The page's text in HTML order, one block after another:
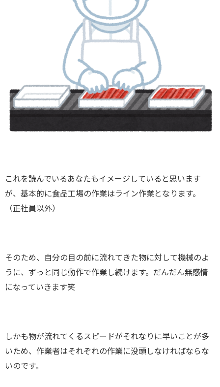
これを読んでいるあなたもイメージしていると思います
が、基本的に食品工場の作業はライン作業となります。
（正社員以外）
そのため、自分の目の前に流れてきた物に対して機械のよ
うに、ずっと同じ動作で作業し続けます。だんだん無感情
になっていきます笑
しかも物が流れてくるスピードがそれなりに早いことが多
いため、作業者はそれぞれの作業に没頭しなければならな
いのです。